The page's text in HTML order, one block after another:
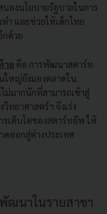
องนโยบายรัฐบาลในการ
ำ และช่วยให้เด็กไทย
กด้วย
าย คือ การพัฒนาสตาร์ท
หญ่ยังมองตลาดใน
มากนักที่สามารถเข้าสู่
ทยาศาสตร์ฯ จึงเร่ง
เติบโตของสตาร์ทอัพ ให้
ดออกสู่ต่างประเทศ
ฒนาในรายสาขา